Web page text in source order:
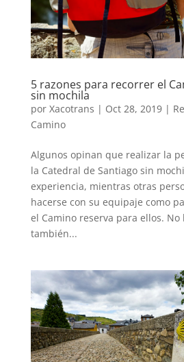
5 razones para recorrer el
sin mochila
por Xacotrans | Oct 28, 2019|
Camino
Algunos opinan que realizar la
la Catedral de Santiago sin
experiencia, mientras otras
hacerse con su equipaje como
el Camino reserva para ellos.
también...